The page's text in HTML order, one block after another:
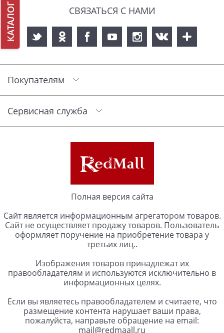
КАТАЛОГ СВЯЗАТЬСЯ С НАМИ
Покупателям
Сервисная служба
Полная версия сайта
Сайт является информационным агрегатором товаров.
Сайт не осуществляет продажу товаров. Пользователь
оформляет поручение на приобретение товара у
третьих лиц..
Изображения товаров принадлежат их
правообладателям и используются исключительно в
информационных целях.
Если вы являетесь правообладателем и считаете, что
размещение контента нарушает ваши права,
пожалуйста, направьте обращение на email:
mail@redmaall.ru